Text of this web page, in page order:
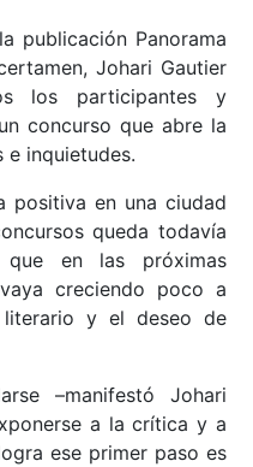
publicación Panorama
Johari Gautier
los participantes y
concurso que abre la
e inquietudes.
positiva en una ciudad
queda todavía
en las próximas
creciendo poco a
y el deseo de
–manifestó Johari
a la crítica y a
ese primer paso es